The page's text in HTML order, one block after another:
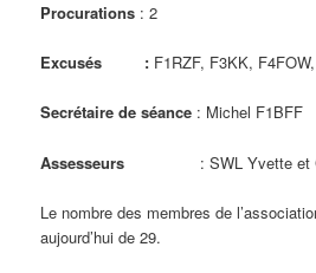
Procurations : 2
Excusés : F1RZF, F3KK,
Secrétaire de séance : Michel F1BFF
Assesseurs : SWL Yvette et
Le nombre des membres de
aujourd’hui de 29.